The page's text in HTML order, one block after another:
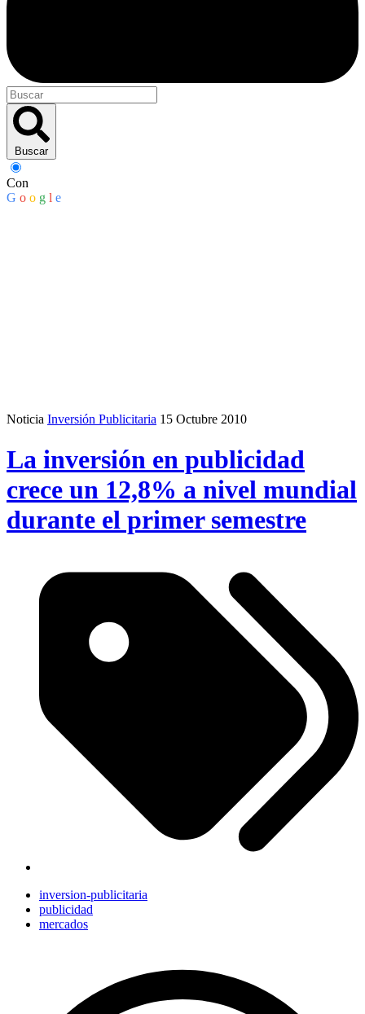
Buscar
Con
G o o g l e
Noticia Inversión Publicitaria 15 Octubre 2010
La inversión en publicidad
crece un 12,8% a nivel mundial
durante el primer semestre
inversion-publicitaria
publicidad
mercados